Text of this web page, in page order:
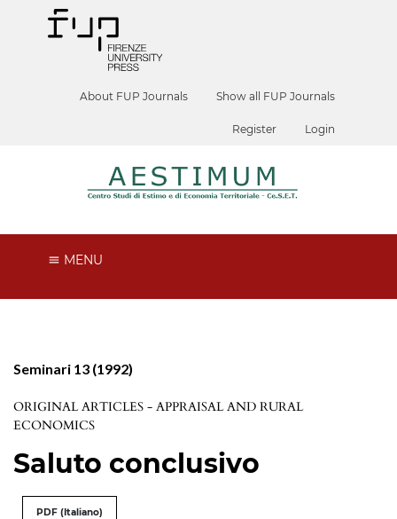
About FUP Journals Show all FUP Journals
Register Login
MENU
Seminari 13 (1992)
ORIGINAL ARTICLES - APPRAISAL AND RURAL
ECONOMICS
Saluto conclusivo
PDF (Italiano)